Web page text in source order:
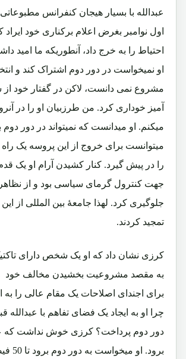
عبدالله با بسیار هیجان کنفرانس
اول نوامبر بغرض اعلام برکناری خود ایراد
احتیاط را به خرج داد، آنطوریکه ما امید
او نمیخواست در دور دوم اشتراک کند و
مشروع نمی دانست، لاکن در گفتار خود
آمیز خوداری کرد. من طرزبیان او را در
میکنم. او میدانست که نمیتواند در دور دوم
میتوانست برای خروج از این پروسه یک راه
را در پیش گیرد. کنار کشیدن آرام او یک
جهت کنترول گرمای سیاسی بود و از
جلوگیری کرد. لهذا جامعۀ بین المللی از
تمجید کردند.
کرزی نشان داد که او یک شخص دارای
به مقصد مشروعیت بخشیدن مخالف خود و
برای اجندای اصلاحات یک مقام عالی را به
چرا او به ایجاد یک فضای تفاهم با عبدالله
دور دوم پرداخت؟ کرزی خوش نداشت که
برود.